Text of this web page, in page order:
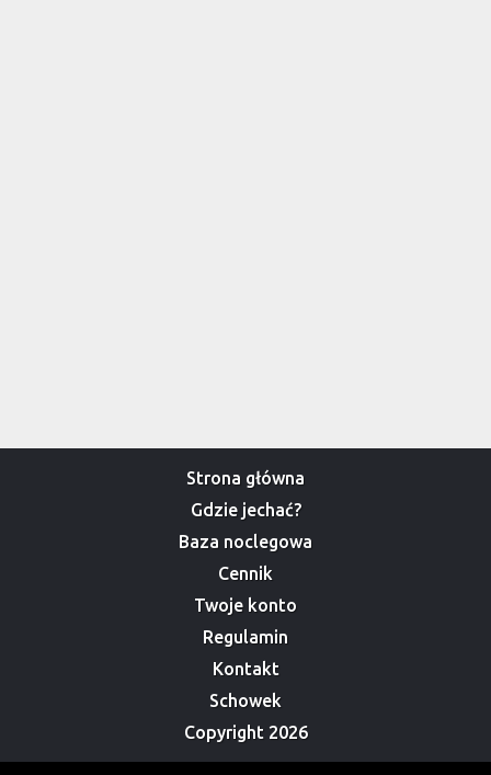
Strona główna
Gdzie jechać?
Baza noclegowa
Cennik
Twoje konto
Regulamin
Kontakt
Schowek
Copyright 2026